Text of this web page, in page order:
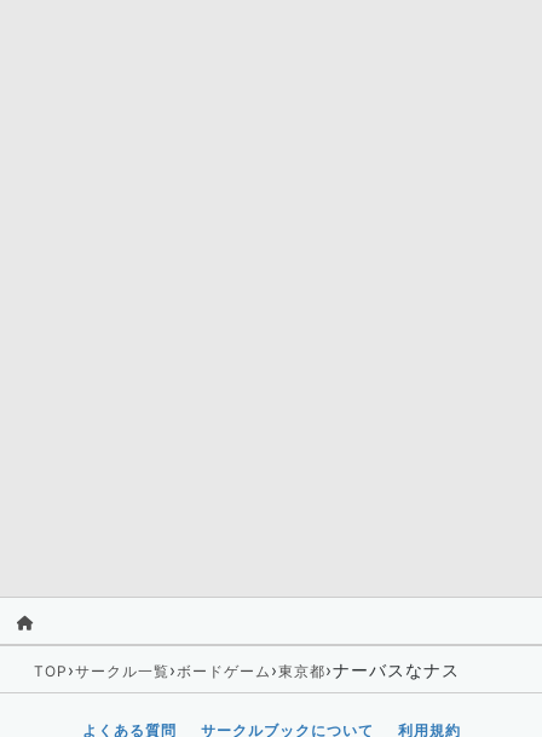
TOP ›サークル一覧›ボードゲーム ›東京都›ナーバスなナス
よくある質問 サークルブックについて 利用規約